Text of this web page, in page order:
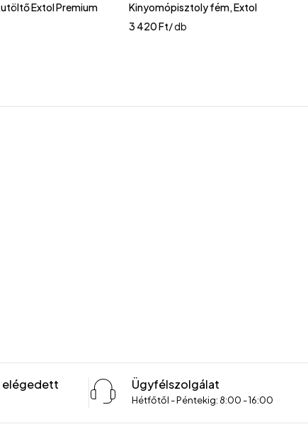
Extol Premium
Kinyomópisztoly fém, Extol
3 420Ft/ db
elégedett
Ügyfélszolgálat
Hétfőtől - Péntekig: 8:00 - 16:00